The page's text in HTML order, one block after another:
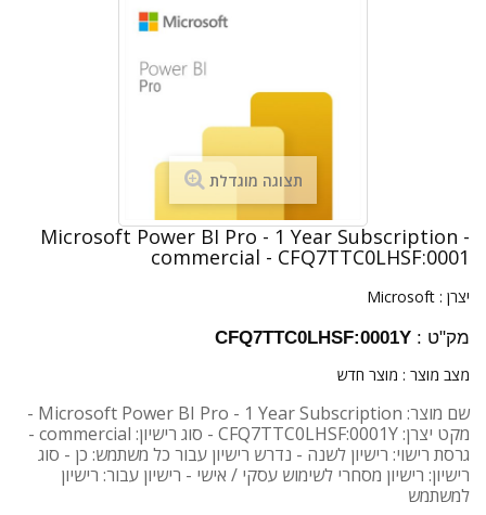
תצוגה מוגדלת
Microsoft Power BI Pro - 1 Year Subscription -
commercial - CFQ7TTC0LHSF:0001
יצרן : Microsoft
מק"ט : CFQ7TTC0LHSF:0001Y
מצב מוצר : מוצר חדש
שם מוצר: Microsoft Power BI Pro - 1 Year Subscription -
מקט יצרן: CFQ7TTC0LHSF:0001Y - סוג רישיון: commercial -
גרסת רישוי: רישיון לשנה - נדרש רישיון עבור כל משתמש: כן - סוג
רישיון: רישיון מסחרי לשימוש עסקי / אישי - רישיון עבור: רישיון
למשתמש